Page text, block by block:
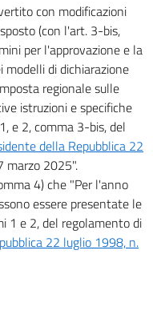
con modificazioni
(con l'art. 3-bis,
per l'approvazione e la
di dichiarazione
regionale sulle
istruzioni e specifiche
e 2, comma 3-bis, del
della Repubblica 22
marzo 2025".
4) che "Per l'anno
essere presentate le
1 e 2, del regolamento di
22 luglio 1998, n.